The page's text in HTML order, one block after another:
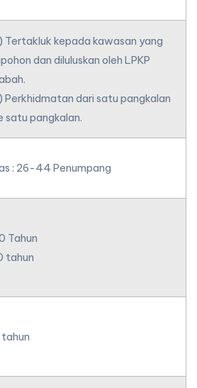
Tertakluk kepada kawasan yang
dan diluluskan oleh LPKP
Perkhidmatan dari satu pangkalan
satu pangkalan.
: 26-44 Penumpang
Tahun
tahun